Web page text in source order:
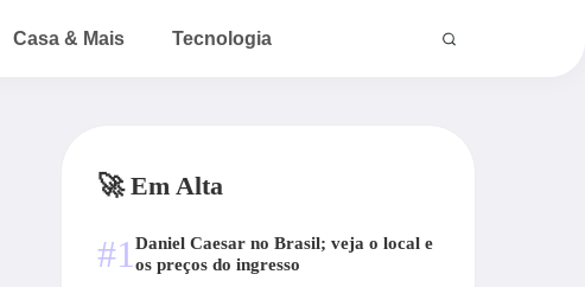
Casa & Mais Tecnologia
🚀 Em Alta
#1 Daniel Caesar no Brasil; veja o local e
os preços do ingresso